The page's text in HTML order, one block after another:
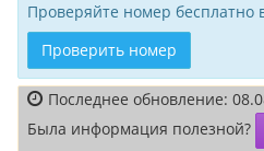
Проверяйте номер
Проверить номер
Последнее обновление:
Была информация полезной?